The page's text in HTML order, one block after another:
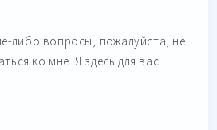
либо вопросы, пожалуйста, не
ко мне. Я здесь для вас.